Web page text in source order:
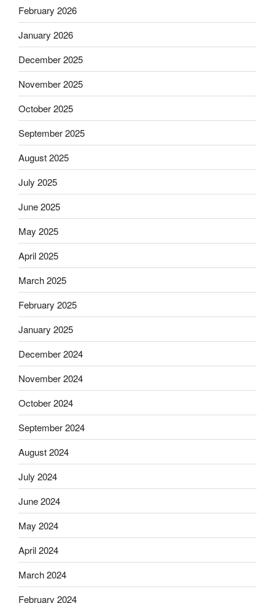
February 2026
January 2026
December 2025
November 2025
October 2025
September 2025
August 2025
July 2025
June 2025
May 2025
April 2025
March 2025
February 2025
January 2025
December 2024
November 2024
October 2024
September 2024
August 2024
July 2024
June 2024
May 2024
April 2024
March 2024
February 2024